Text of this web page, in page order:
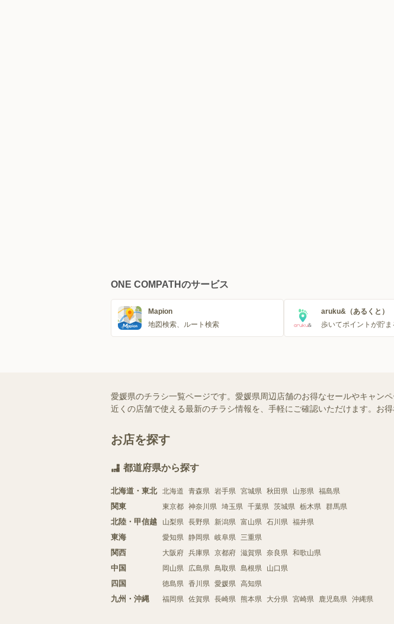
ONE COMPATHのサービス
Mapion
地図検索、ルート検索
aruku&（あるくと）
歩いてポイントが貯ま
愛媛県のチラシ一覧ページです。愛媛県周辺店舗のお得なセールやキャン
近くの店舗で使える最新のチラシ情報を、手軽にご確認いただけます。お得
お店を探す
都道府県から探す
北海道・東北 北海道 青森県 岩手県 宮城県 秋田県 山形県 福島県
関東 東京都 神奈川県 埼玉県 千葉県 茨城県 栃木県 群馬県
北陸・甲信越 山梨県 長野県 新潟県 富山県 石川県 福井県
東海 愛知県 静岡県 岐阜県 三重県
関西 大阪府 兵庫県 京都府 滋賀県 奈良県 和歌山県
中国 岡山県 広島県 鳥取県 島根県 山口県
四国 徳島県 香川県 愛媛県 高知県
九州・沖縄 福岡県 佐賀県 長崎県 熊本県 大分県 宮崎県 鹿児島県 沖縄県